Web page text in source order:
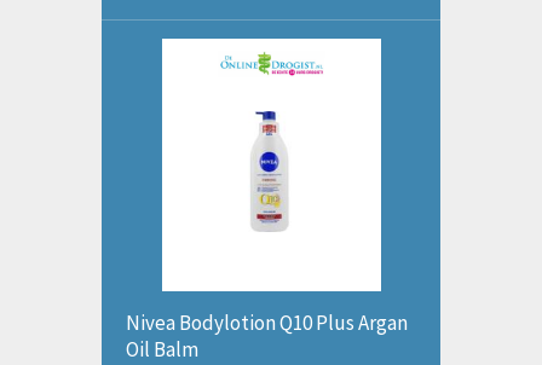
Nivea Bodylotion Q10 Plus Argan
Oil Balm